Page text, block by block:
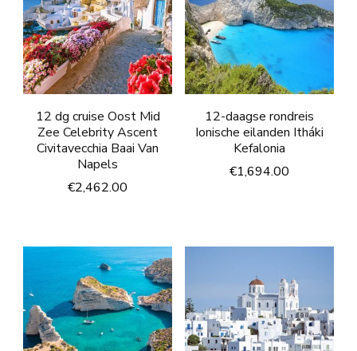
12 dg cruise Oost Mid
Zee Celebrity Ascent
Civitavecchia Baai Van
Napels
€2,462.00
12-daagse rondreis
Ionische eilanden Itháki
Kefalonia
€1,694.00